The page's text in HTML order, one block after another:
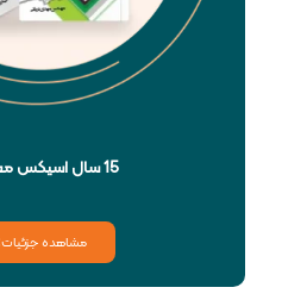
15 سال اسیکس معماری
مشاهده جزئیات